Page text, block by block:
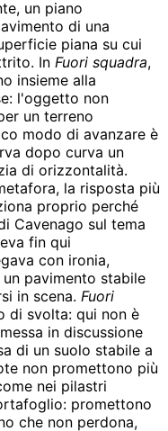
un piano
di una
piana su cui
In Fuori squadra,
insieme alla
l'oggetto non
un terreno
modo di avanzare è
dopo curva un
di orizzontalità.
la risposta più
proprio perché
Cavenago sul tema
fin qui
con ironia,
pavimento stabile
in scena. Fuori
di svolta: qui non è
in discussione
di un suolo stabile a
non promettono più
nei pilastri
promettono
che non perdona,